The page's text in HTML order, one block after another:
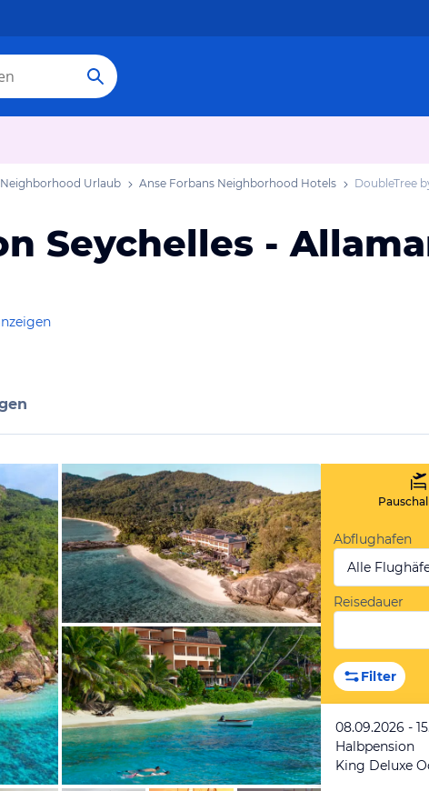
Urlaub Anse Forbans Neighborhood Hotels DoubleTree
Seychelles -
vom Hotelier, April 2026
Abflughafen
Alle
Reisedauer
Filter
08.09.2026 -
Halbpension
King Deluxe